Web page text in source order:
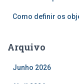
Como definir os
Arquivo
Junho 2026